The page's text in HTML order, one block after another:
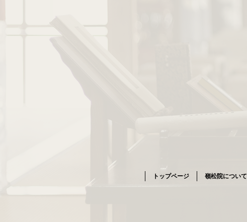
トップページ 嶺松院について